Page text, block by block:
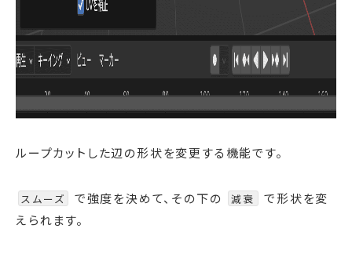
ループカットした辺の形状を変更する機能です。
スムーズ で強度を決めて、その下の 減衰
で形状を変
えられます。